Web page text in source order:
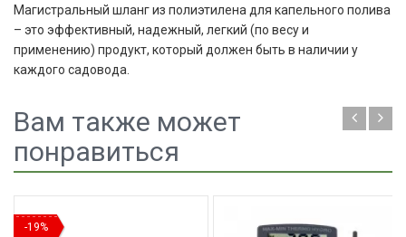
Магистральный шланг из полиэтилена для капельного полива
– это эффективный, надежный, легкий (по весу и
применению) продукт, который должен быть в наличии у
каждого садовода.
Вам также может
понравиться
-19%